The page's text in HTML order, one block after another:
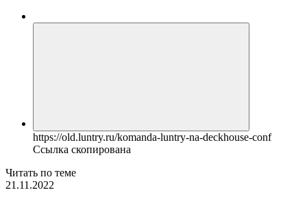
https://old.luntry.ru/komanda-luntry-na-deckhouse-conf
Ссылка скопирована
Читать по теме
21.11.2022